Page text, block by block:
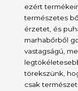
ezért
természetes
érzetet, és
marhabőrből
vastagságú,
törekszünk,
csak